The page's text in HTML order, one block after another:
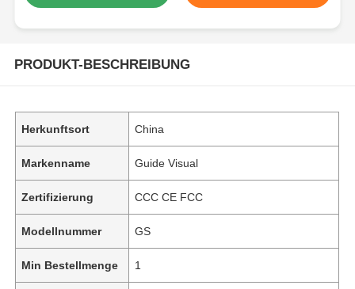
PRODUKT-BESCHREIBUNG
Herkunftsort China
Markenname Guide Visual
Zertifizierung CCC CE FCC
Modellnummer GS
Min Bestellmenge 1